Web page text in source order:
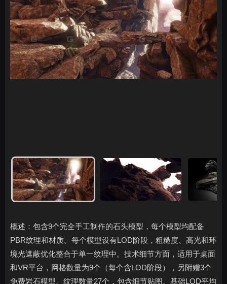
概述：包含9个完全手工制作的石头模型，每个模型均配备
PBR纹理和材质。每个模型设有LOD阶段，粗糙度、高光和环
境光遮蔽优化整合于单一纹理中。技术细节方面，适用于桌面
和VR平台，网格数量为9个（每个含LOD阶段），另附赠3个
免费岩石模型。纹理数量27个，包含细节贴图。基础LOD平均